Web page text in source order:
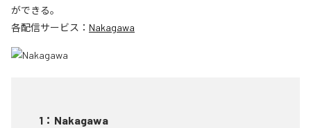
ができる。
各配信サービス： Nakagawa
1 ： Nakagawa